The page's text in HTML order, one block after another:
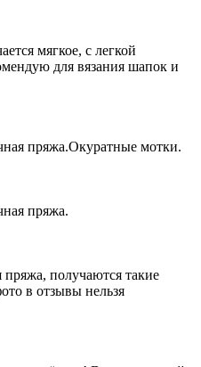
мягкое, с легкой
для вязания шапок и
пряжа.Окуратные мотки.
пряжа.
получаются такие
в отзывы нельзя